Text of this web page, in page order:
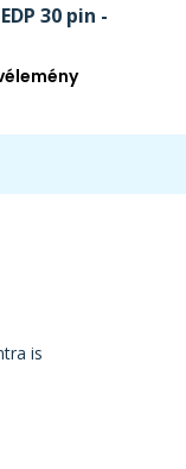
30 pin -
is